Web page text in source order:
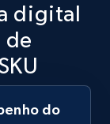
agora
digital
de
do